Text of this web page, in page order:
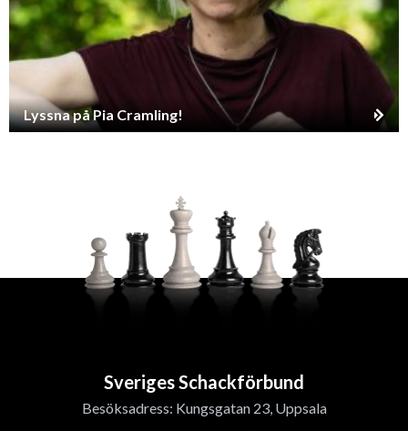
Lyssna på Pia Cramling!
Sveriges Schackförbund
Besöksadress: Kungsgatan 23, Uppsala